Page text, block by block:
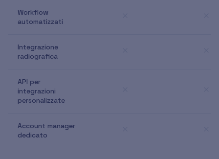
Workflow
automatizzati
Integrazione
radiografica
API per
integrazioni
personalizzate
Account manager
dedicato